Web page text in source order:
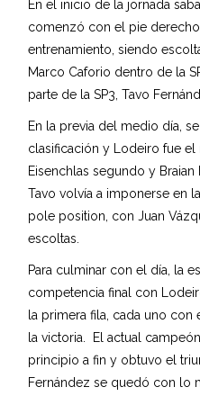
En el inicio de la jornada
comenzó con el pie
entrenamiento, siendo
Marco Caforio dentro de la
parte de la SP3, Tavo
En la previa del medio día,
clasificación y Lodeiro fue el
Eisenchlas segundo y
Tavo volvía a imponerse en
pole position, con Juan
escoltas.
Para culminar con el día, la
competencia final con
la primera fila, cada uno
la victoria. El actual
principio a fin y obtuvo el
Fernández se quedó con lo